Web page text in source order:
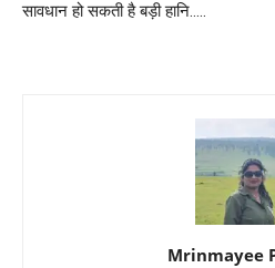
सावधान हो सकती है बड़ी हानि…..
Mrinmayee